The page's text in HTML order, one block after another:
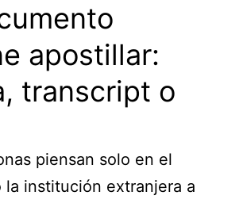
apostillar:
transcript o
piensan solo en el
la institución extranjera a